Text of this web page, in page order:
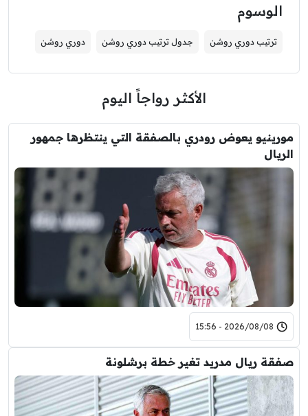
الوسوم
ترتيب دوري روشن جدول ترتيب دوري روشن دوري روشن
الأكثر رواجاً اليوم
مورينيو يعوض رودري بالصفقة التي ينتظرها جمهور
الريال
2026/08/08 - 15:56
صفقة ريال مدريد تغير خطة برشلونة